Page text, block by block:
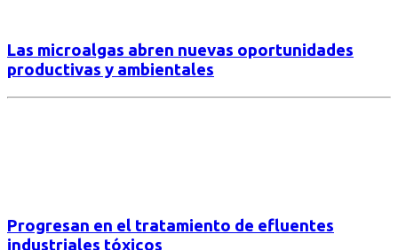
Las microalgas abren nuevas oportunidades
productivas y ambientales
Progresan en el tratamiento de efluentes
industriales tóxicos